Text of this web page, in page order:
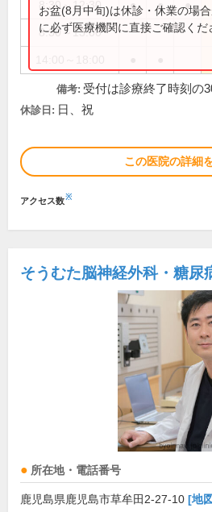
8:30～12:30 ● ● ●
8:30～13:00
お盆(8月中旬)は休診・休業の場
に必ず医療機関に直接ご確認くだ
備考: 受付は診療終了時刻の
休診日: 日、祝
この医院の詳細
アクセス数※
そうむた脳神経外科・糖尿
所在地・電話番号
鹿児島県鹿児島市草牟田2-27-10 [地